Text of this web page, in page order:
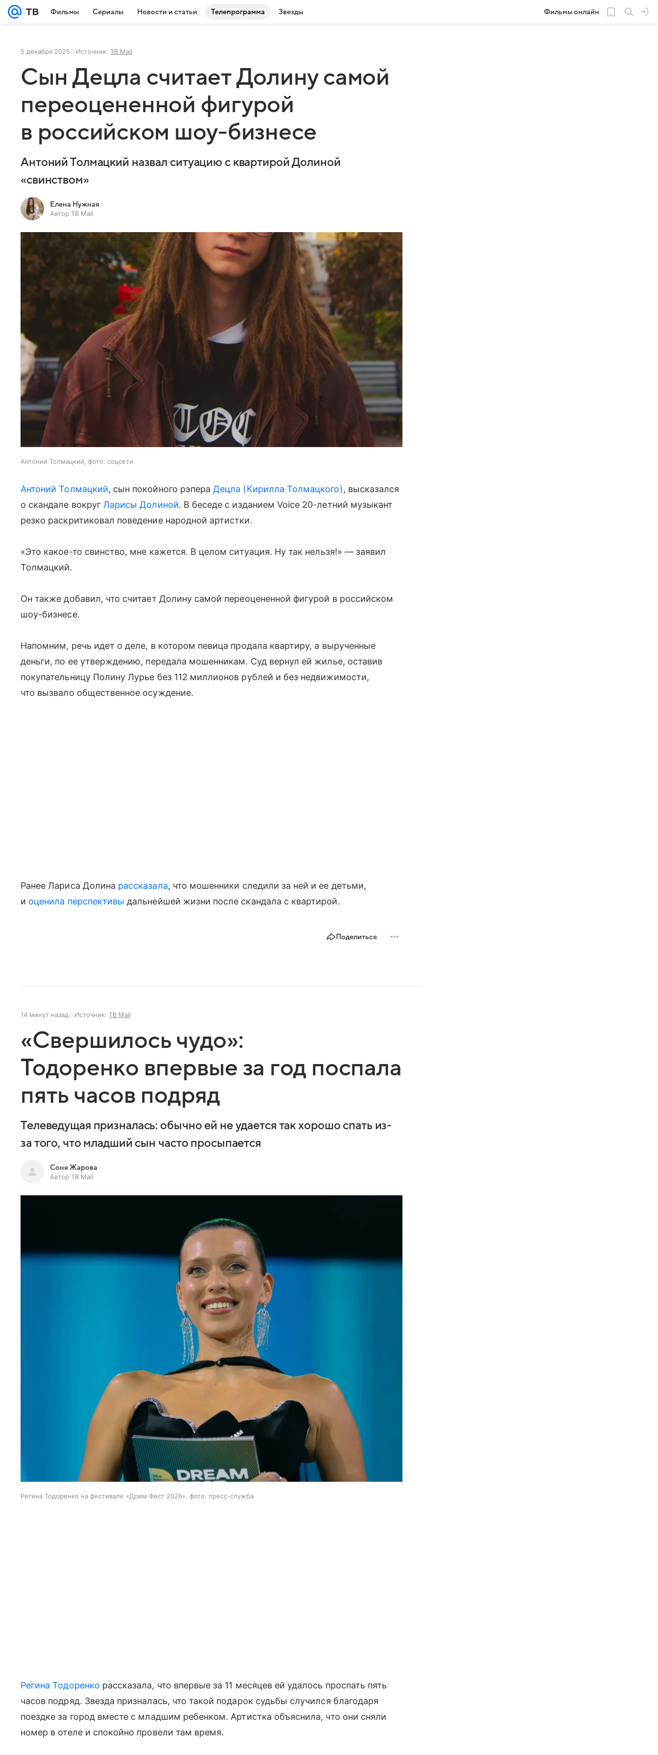
Фильмы Сериалы Новости и статьи Телепрограмма Звезды Фильмы онлайн
5 декабря 2025 Источник: ТВ Mail
Сын Децла считает Долину самой
переоцененной фигурой
в российском шоу-бизнесе
Антоний Толмацкий назвал ситуацию с квартирой Долиной
«свинством»
Елена Нужная
Автор ТВ Mail
Антоний Толмацкий, фото: соцсети
Антоний Толмацкий, сын покойного рэпераДецла (Кирилла Толмацкого), высказался
о скандале вокруг Ларисы Долиной. В беседе с изданием Voice 20-летний музыкант
резко раскритиковал поведение народной артистки.
«Это какое-то свинство, мне кажется. В целом ситуация. Ну так нельзя!» — заявил
Толмацкий.
Он также добавил, что считает Долину самой переоцененной фигурой в российском
шоу-бизнесе.
Напомним, речь идет о деле, в котором певица продала квартиру, а вырученные
деньги, по ее утверждению, передала мошенникам. Суд вернул ей жилье, оставив
покупательницу Полину Лурье без 112 миллионов рублей и без недвижимости,
что вызвало общественное осуждение.
Ранее Лариса Долина рассказала, что мошенники следили за ней и ее детьми,
и оценила перспективы дальнейшей жизни после скандала с квартирой.
Поделиться
14 минут назад Источник: ТВ Mail
«Свершилось чудо»:
Тодоренко впервые за год поспала
пять часов подряд
Телеведущая призналась: обычно ей не удается так хорошо спать из-
за того, что младший сын часто просыпается
Соня Жарова
Автор ТВ Mail
Регина Тодоренко на фестивале «Дрим Фест 2026», фото: пресс-служба
Регина Тодоренко рассказала, что впервые за 11 месяцев ей удалось проспать пять
часов подряд. Звезда призналась, что такой подарок судьбы случился благодаря
поездке за город вместе с младшим ребенком. Артистка объяснила, что они сняли
номер в отеле и спокойно провели там время.